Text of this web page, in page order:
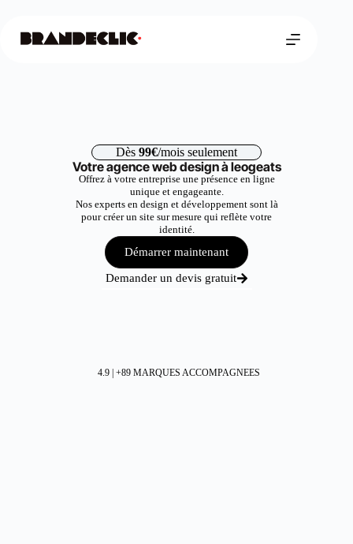
Dès 99€/mois seulement
Votre agence web design à leogeats
Offrez à votre entreprise une présence en ligne
unique et engageante.
Nos experts en design et développement sont là
pour créer un site sur mesure qui reflète votre
identité.
Démarrer maintenant
Demander un devis gratuit
4.9 | +89 MARQUES ACCOMPAGNEES